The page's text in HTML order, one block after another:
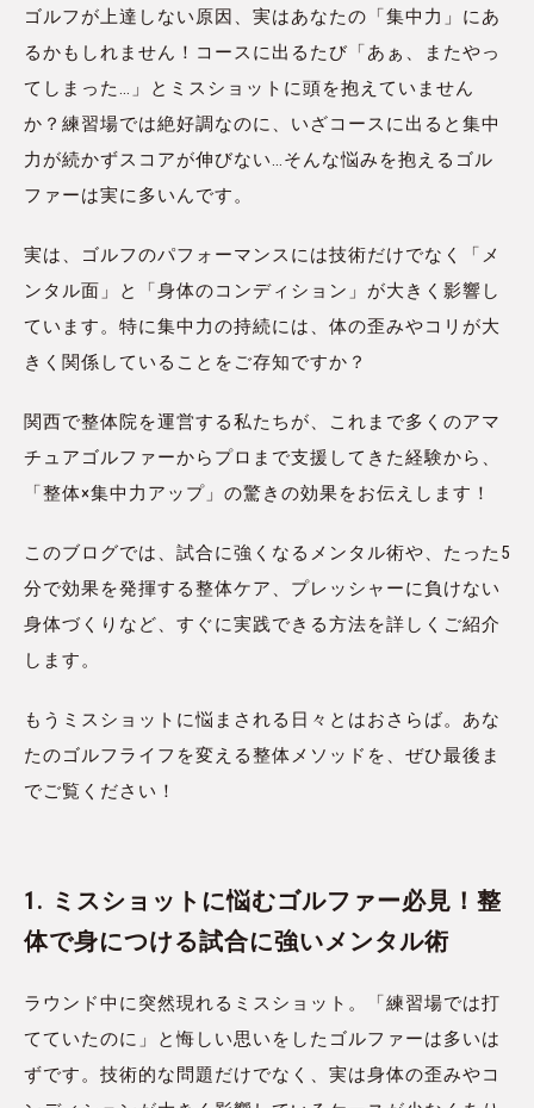
ゴルフが上達しない原因、実はあなたの「集中力」にあ
るかもしれません！コースに出るたび「あぁ、またやっ
てしまった…」とミスショットに頭を抱えていません
か？練習場では絶好調なのに、いざコースに出ると集中
力が続かずスコアが伸びない…そんな悩みを抱えるゴル
ファーは実に多いんです。
実は、ゴルフのパフォーマンスには技術だけでなく「メ
ンタル面」と「身体のコンディション」が大きく影響し
ています。特に集中力の持続には、体の歪みやコリが大
きく関係していることをご存知ですか？
関西で整体院を運営する私たちが、これまで多くのアマ
チュアゴルファーからプロまで支援してきた経験から、
「整体×集中力アップ」の驚きの効果をお伝えします！
このブログでは、試合に強くなるメンタル術や、たった5
分で効果を発揮する整体ケア、プレッシャーに負けない
身体づくりなど、すぐに実践できる方法を詳しくご紹介
します。
もうミスショットに悩まされる日々とはおさらば。あな
たのゴルフライフを変える整体メソッドを、ぜひ最後ま
でご覧ください！
1. ミスショットに悩むゴルファー必見！整
体で身につける試合に強いメンタル術
ラウンド中に突然現れるミスショット。「練習場では打
てていたのに」と悔しい思いをしたゴルファーは多いは
ずです。技術的な問題だけでなく、実は身体の歪みやコ